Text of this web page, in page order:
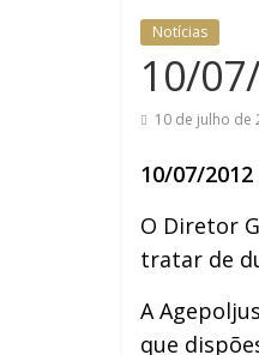
Judiciária
Notícias
10/
10 de julho de
10/07/
O Diretor
tratar de
A
que